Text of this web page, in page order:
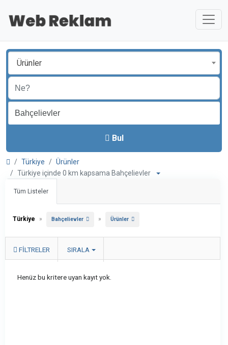
Ürünler
Bul
Türkiye
Ürünler
Türkiye içinde 0 km kapsama Bahçelievler
Tüm Listeler
Türkiye » Bahçelievler » Ürünler
FILTRELER SIRALA
Henüz bu kritere uyan kayıt yok.